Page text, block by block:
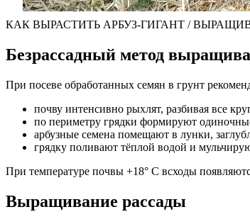
КАК ВЫРАСТИТЬ АРБУЗ-ГИГАНТ /
Безрассадный метод
При посеве обработанных семян в грунт
почву интенсивно рыхлят, разбивая все
по периметру грядки формируют
арбузные семена помещают в лунки,
грядку поливают тёплой водой и
При температуре почвы +18° C всходы
Выращивание рассады